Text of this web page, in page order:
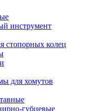
инструмент
стопорных колец
для хомутов
губцевые